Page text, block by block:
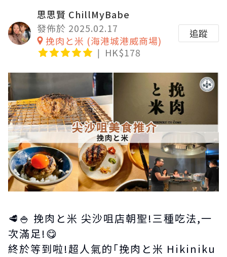
思思賢 ChillMyBabe
發佈於 2025.02.17
挽肉と米 (海港城港威商場)
HK$178
追蹤
🥩🍚 挽肉と米 尖沙咀店朝聖!三種吃法,一
次滿足!😋
終於等到啦!超人氣的｢挽肉と米 Hikiniku